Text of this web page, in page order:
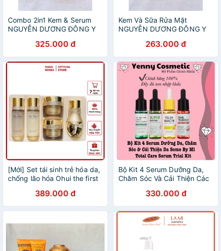
Combo 2in1 Kem & Serum
NGUYỄN DƯƠNG ĐÔNG Y
Chống Nắng325.000 đ
Kem Và Sữa Rửa Mặt
NGUYỄN DƯƠNG ĐÔNG Y
Chống Nắng263.000 đ
[Mới] Set tái sinh trẻ hóa da,
chống lão hóa Ohui the first
chất siêu vi389.000 đ
Bộ Kit 4 Serum Dưỡng Da,
Chăm Sóc Và Cải Thiện Các
Care Serum Trial Kit
330.000 đ